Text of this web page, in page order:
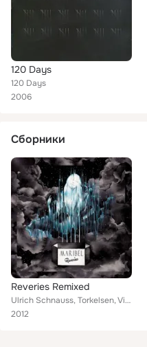
120 Days
120 Days
2006
Сборники
Reveries Remixed
Ulrich Schnauss, Torkelsen, Violet Dream, Greg Saunier, 120 Days, Siinai, Keep Shelly in Athens, Asobi Seksu, Sandra Kolstad, Sn...
2012